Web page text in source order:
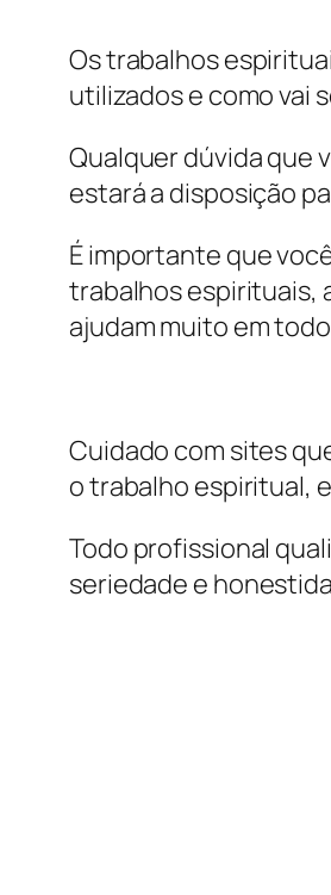
Os trabalhos
utilizados e como vai
Qualquer dúvida que
estará a disposição
É importante que
trabalhos espirituais,
ajudam muito em
Cuidado com sites
o trabalho espiritual,
Todo profissional
seriedade e